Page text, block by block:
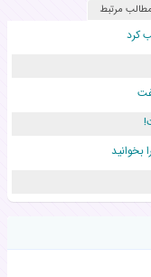
مطالب مرتبط
کرد